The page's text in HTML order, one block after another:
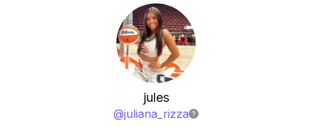
jules
@juliana_rizza